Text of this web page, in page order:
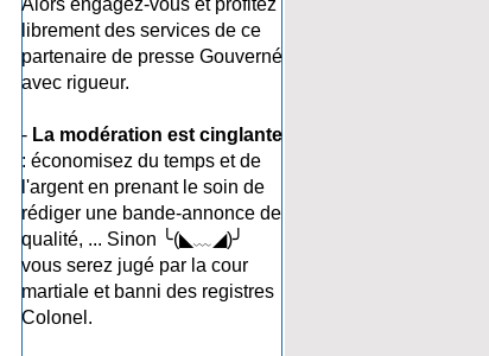
Alors engagez-vous et profitez
librement des services de ce
partenaire de presse Gouverné
avec rigueur.
- La modération est cinglante
: économisez du temps et de
l'argent en prenant le soin de
rédiger une bande-annonce de
qualité, ... Sinon ╰(◣﹏◢)╯
vous serez jugé par la cour
martiale et banni des registres
Colonel.